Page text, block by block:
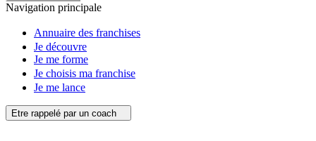
Navigation principale
Annuaire des franchises
Je découvre
Je me forme
Je choisis ma franchise
Je me lance
Etre rappelé par un coach